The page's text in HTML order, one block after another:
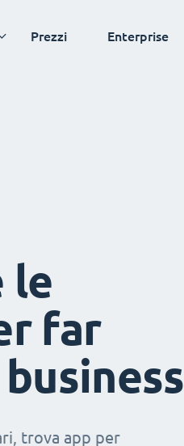
Prezzi Enterprise
le
far
trova app per